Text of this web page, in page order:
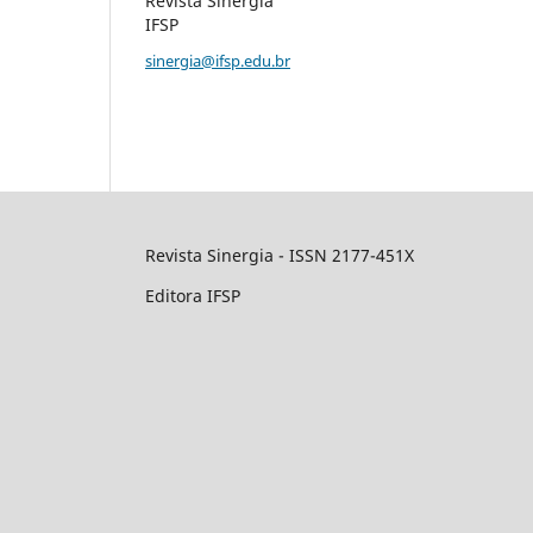
IFSP
sinergia@ifsp.edu.br
Revista Sinergia - ISSN 2177-451X
Editora IFSP